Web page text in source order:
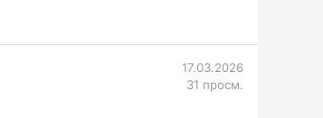
17.03.2026
31 просм.